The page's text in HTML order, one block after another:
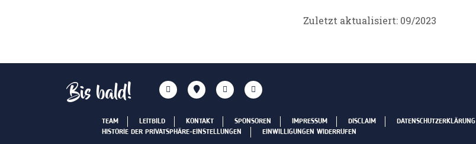
Zuletzt aktualisiert: 09/2023
Bis bald!
TEAM LEITBILD KONTAKT SPONSOREN IMPRESSUM DISCLAIM DATENSCHUTZERKLÄRUNG
HISTORIE DER PRIVATSPHÄRE-EINSTELLUNGEN
EINWILLIGUNGEN WIDERRUFEN